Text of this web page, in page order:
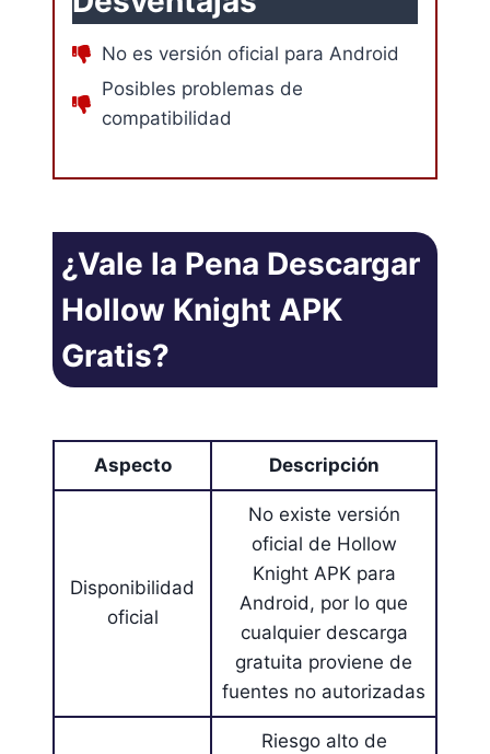
No es versión oficial para Android
Posibles problemas de
compatibilidad
¿Vale la Pena Descargar
Hollow Knight APK
Gratis?
Aspecto Descripción
Disponibilidad
oficial
No existe versión
oficial de Hollow
Knight APK para
Android, por lo que
cualquier descarga
gratuita proviene de
fuentes no autorizadas
Riesgo alto de